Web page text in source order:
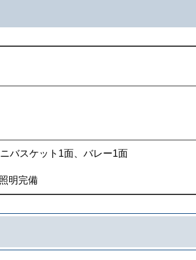
バスケット1面、バレー1面
明完備